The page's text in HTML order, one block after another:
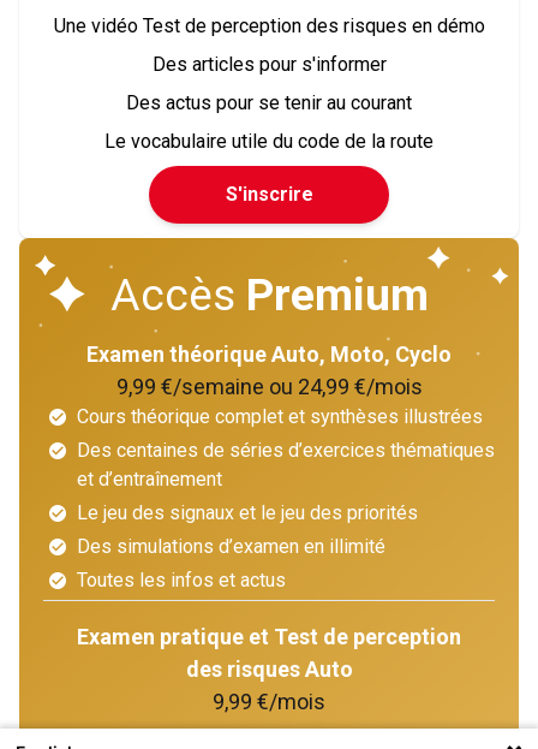
Une vidéo Test de perception des risques en démo
Des articles pour s'informer
Des actus pour se tenir au courant
Le vocabulaire utile du code de la route
S'inscrire
Accès Premium
Examen théorique Auto, Moto, Cyclo
9,99 €/semaine ou 24,99 €/mois
Cours théorique complet et synthèses illustrées
Des centaines de séries d’exercices thématiques
et d’entraînement
Le jeu des signaux et le jeu des priorités
Des simulations d’examen en illimité
Toutes les infos et actus
Examen pratique et Test de perception
des risques Auto
9,99 €/mois